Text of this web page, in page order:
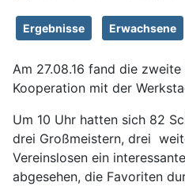
Ergebnisse Erwachsene
Am 27.08.16 fand die
Kooperation mit der
Um 10 Uhr hatten sich 82
drei Großmeistern, drei
Vereinslosen ein
abgesehen, die Favoriten